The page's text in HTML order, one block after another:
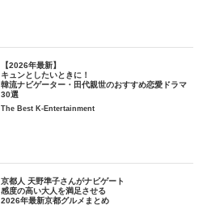
【2026年最新】
キュンとしたいときに！
韓流ナビゲーター・田代親世のおすすめ恋愛ドラマ
30選
The Best K-Entertainment
京都人 天野準子さんがナビゲート
感度の高い大人を満足させる
2026年最新京都グルメまとめ